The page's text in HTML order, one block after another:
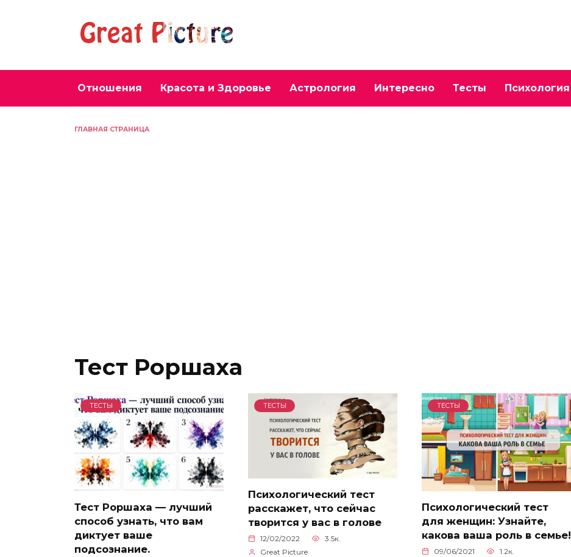
Отношения Красота и Здоровье Астрология Интересно Тесты Психология
ГЛАВНАЯ СТРАНИЦА
Тест Роршаха
ТЕСТЫ
Тест Роршаха — лучший
способ узнать, что вам
диктует ваше
подсознание.
ТЕСТЫ
Психологический тест
расскажет, что сейчас
творится у вас в голове
12/02/2022
3.5к.
Great Picture
ТЕСТЫ
Психологический тест
для женщин: Узнайте,
какова ваша роль в семье!
09/06/2021
1.2к.